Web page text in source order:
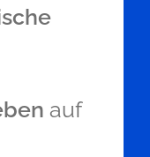
auf